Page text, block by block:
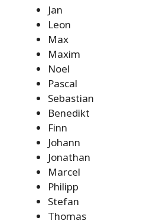
Jan
Leon
Max
Maxim
Noel
Pascal
Sebastian
Benedikt
Finn
Johann
Jonathan
Marcel
Philipp
Stefan
Thomas